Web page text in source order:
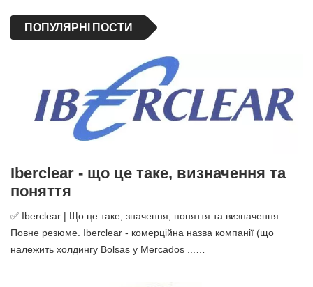
ПОПУЛЯРНІ ПОСТИ
Iberclear - що це таке, визначення та
поняття
✅ Iberclear | Що це таке, значення, поняття та визначення.
Повне резюме. Iberclear - комерційна назва компанії (що
належить холдингу Bolsas y Mercados ...…